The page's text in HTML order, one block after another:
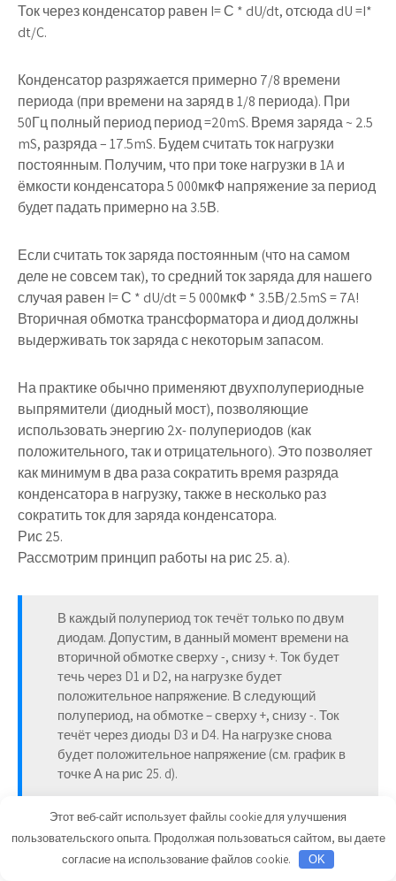
Ток через конденсатор равен I= С * dU/dt, отсюда dU =I*
dt/C.
Конденсатор разряжается примерно 7/8 времени
периода (при времени на заряд в 1/8 периода). При
50Гц полный период период =20mS. Время заряда ~ 2.5
mS, разряда – 17.5mS. Будем считать ток нагрузки
постоянным. Получим, что при токе нагрузки в 1A и
ёмкости конденсатора 5 000мкФ напряжение за период
будет падать примерно на 3.5В.
Если считать ток заряда постоянным (что на самом
деле не совсем так), то средний ток заряда для нашего
случая равен I= С * dU/dt = 5 000мкФ * 3.5В/2.5mS = 7A!
Вторичная обмотка трансформатора и диод должны
выдерживать ток заряда с некоторым запасом.
На практике обычно применяют двухполупериодные
выпрямители (диодный мост), позволяющие
использовать энергию 2х- полупериодов (как
положительного, так и отрицательного). Это позволяет
как минимум в два раза сократить время разряда
конденсатора в нагрузку, также в несколько раз
сократить ток для заряда конденсатора.
Рис 25.
Рассмотрим принцип работы на рис 25. а).
В каждый полупериод ток течёт только по двум
диодам. Допустим, в данный момент времени на
вторичной обмотке сверху -, снизу +. Ток будет
течь через D1 и D2, на нагрузке будет
положительное напряжение. В следующий
полупериод, на обмотке – сверху +, снизу -. Ток
течёт через диоды D3 и D4. На нагрузке снова
будет положительное напряжение (см. график в
точке А на рис 25. d).
После подключения конденсатора (рис 25. b)), получим
напряжение на выходе представленное на графике
Этот веб-сайт использует файлы cookie для улучшения
пользовательского опыта. Продолжая пользоваться сайтом, вы даете
согласие на использование файлов cookie.
OK